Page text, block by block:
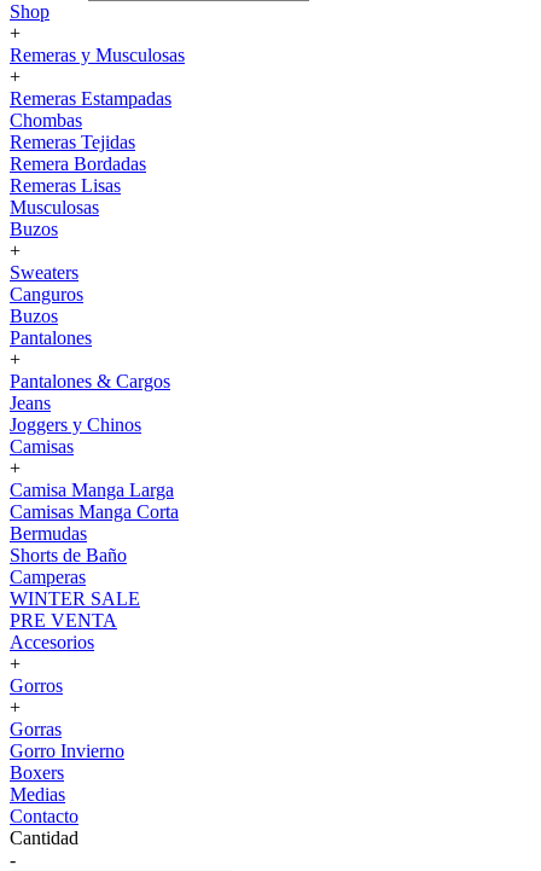
Shop
+
Remeras y Musculosas
+
Remeras Estampadas
Chombas
Remeras Tejidas
Remera Bordadas
Remeras Lisas
Musculosas
Buzos
+
Sweaters
Canguros
Buzos
Pantalones
+
Pantalones & Cargos
Jeans
Joggers y Chinos
Camisas
+
Camisa Manga Larga
Camisas Manga Corta
Bermudas
Shorts de Baño
Camperas
WINTER SALE
PRE VENTA
Accesorios
+
Gorros
+
Gorras
Gorro Invierno
Boxers
Medias
Contacto
Cantidad
-